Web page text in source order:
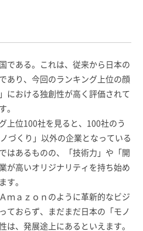
である。これは、従来から日本の
あり、今回のランキング上位の顔
における独創性が高く評価されて
。
上位100社を見ると、100社のう
づくり」以外の企業となっている
はあるものの、「技術力」や「開
が高いオリジナリティを持ち始め
す。
ｍａｚｏｎのように革新的なビジ
ておらず、まだまだ日本の「モノ
は、発展途上にあるといえます。